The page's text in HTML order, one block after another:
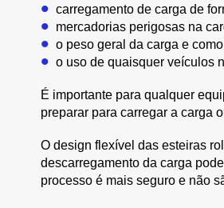
carregamento de carga de
mercadorias perigosas na
o peso geral da carga e
o uso de quaisquer veículos
É importante para qualquer
preparar para carregar a carga
O design flexível das esteiras
descarregamento da carga
processo é mais seguro e não